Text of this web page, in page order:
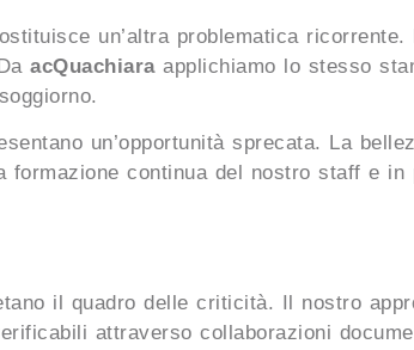
un’altra problematica
acQuachiaraapplichiamo lo stesso
un’opportunità sprecata. La
formazione continua del nostro staff e
il quadro delle criticità. Il nostro
attraverso collaborazioni